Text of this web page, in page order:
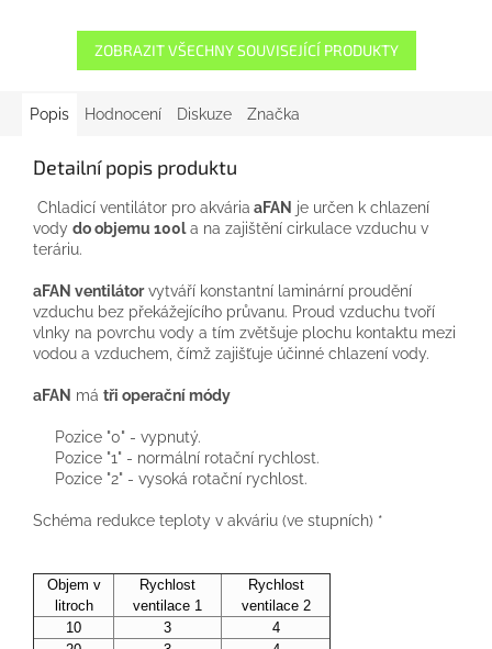
ZOBRAZIT VŠECHNY SOUVISEJÍCÍ PRODUKTY
Popis Hodnocení Diskuze Značka
Detailní popis produktu
Chladicí ventilátor pro akvária aFAN je určen k chlazení
vody do objemu 100l a na zajištění cirkulace vzduchu v
teráriu.
aFAN ventilátor vytváří konstantní laminární proudění
vzduchu bez překážejícího průvanu. Proud vzduchu tvoří
vlnky na povrchu vody a tím zvětšuje plochu kontaktu mezi
vodou a vzduchem , čímž zajišťuje účinné chlazení vody.
aFAN má tři operačnímódy
Pozice "0" - vypnutý.
Pozice "1" - normální rotační rychlost.
Pozice "2" - vysoká rotační rychlost.
Schéma redukce teploty v akváriu (ve stupních) *
Objem v
litroch
Rychlost
ventilace 1
Rychlost
ventilace2
10
3
4